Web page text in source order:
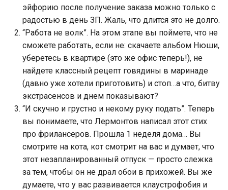
эйфорию после получение заказа можно только с
радостью в день ЗП. Жаль, что длится это не долго.
“Работа не волк”. На этом этапе вы поймете, что не
сможете работать, если не: скачаете альбом Нюши,
уберетесь в квартире (это же офис теперь!), не
найдете классный рецепт говядины в маринаде
(давно уже хотели приготовить) и стоп…а что, битву
экстрасенсов и днем показывают?
“И скучно и грустно и некому руку подать”. Теперь
вы понимаете, что Лермонтов написал этот стих
про фрилансеров. Прошла 1 неделя дома… Вы
смотрите на кота, кот смотрит на вас и думает, что
этот незапланированный отпуск — просто слежка
за тем, чтобы он не драл обои в прихожей. Вы же
думаете, что у вас развивается клаустрофобия и